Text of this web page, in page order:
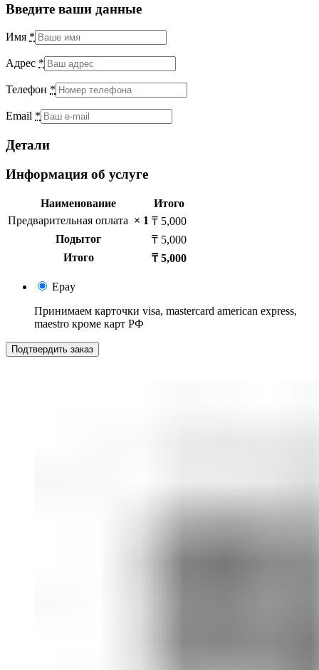
Введите ваши данные
Имя *
Адрес *
Телефон *
Email *
Детали
Информация об услуге
Наименование
Итого
Предварительная оплата × 1 ₸ 5,000
Подытог
₸ 5,000
Итого
₸5,000
Epay
Принимаем карточки visa, mastercard american express,
maestro кроме карт РФ
Подтвердить заказ